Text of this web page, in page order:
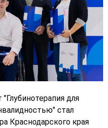
для
стал
Краснодарского края